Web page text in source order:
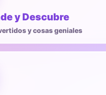
y Descubre
y cosas geniales